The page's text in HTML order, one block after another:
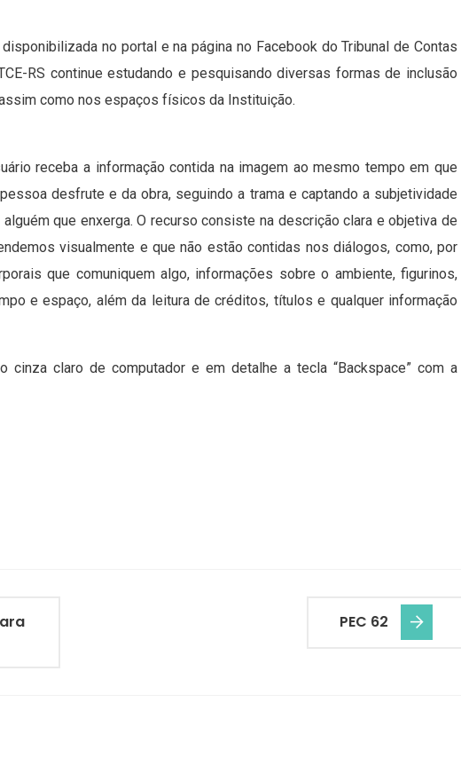
no portal e na página no Facebook do Tribunal de Contas
RS continue estudando e pesquisando diversas formas de inclusão
como nos espaços físicos da Instituição.
receba a informação contida na imagem ao mesmo tempo em que
desfrute e da obra, seguindo a trama e captando a subjetividade
que enxerga. O recurso consiste na descrição clara e objetiva de
visualmente e que não estão contidas nos diálogos, como, por
que comuniquem algo, informações sobre o ambiente, figurinos,
e espaço, além da leitura de créditos, títulos e qualquer informação
cinza claro de computador e em detalhe a tecla “Backspace” com a
PEC 62